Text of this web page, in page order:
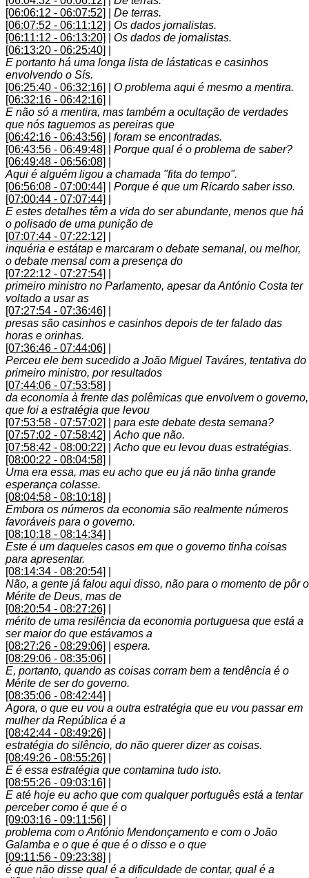
[06:06:12 - 06:07:52]
De terras.
[06:07:52 - 06:11:12]
Os dados jornalistas.
[06:11:12 - 06:13:20]
Os dados de jornalistas.
[06:13:20 - 06:25:40]
E portanto há uma longa lista de lástaticas e casinhos
envolvendo o Sís.
[06:25:40 - 06:32:16]
O problema aqui é mesmo a mentira.
[06:32:16 - 06:42:16]
E não só a mentira, mas também a ocultação de verdades
que nós taguemos as pereiras que
[06:42:16 - 06:43:56]
foram se encontradas.
[06:43:56 - 06:49:48]
Porque qual é o problema de saber?
[06:49:48 - 06:56:08]
Aqui é alguém ligou a chamada "fita do tempo".
[06:56:08 - 07:00:44]
Porque é que um Ricardo saber isso.
[07:00:44 - 07:07:44]
E estes detalhes têm a vida do ser abundante, menos que há
o polisado de uma punição de
[07:07:44 - 07:22:12]
inquéria e estátap e marcaram o debate semanal, ou melhor,
o debate mensal com a presença do
[07:22:12 - 07:27:54]
primeiro ministro no Parlamento, apesar da António Costa ter
voltado a usar as
[07:27:54 - 07:36:46]
presas são casinhos e casinhos depois de ter falado das
horas e orinhas.
[07:36:46 - 07:44:06]
Perceu ele bem sucedido a João Miguel Taváres, tentativa do
primeiro ministro, por resultados
[07:44:06 - 07:53:58]
da economia à frente das polêmicas que envolvem o governo,
que foi a estratégia que levou
[07:53:58 - 07:57:02]
para este debate desta semana?
[07:57:02 - 07:58:42]
Acho que não.
[07:58:42 - 08:00:22]
Acho que eu levou duas estratégias.
[08:00:22 - 08:04:58]
Uma era essa, mas eu acho que eu já não tinha grande
esperança colasse.
[08:04:58 - 08:10:18]
Embora os números da economia são realmente números
favoráveis para o governo.
[08:10:18 - 08:14:34]
Este é um daqueles casos em que o governo tinha coisas
para apresentar.
[08:14:34 - 08:20:54]
Não, a gente já falou aqui disso, não para o momento de pôr o
Mérite de Deus, mas de
[08:20:54 - 08:27:26]
mérito de uma resilência da economia portuguesa que está a
ser maior do que estávamos a
[08:27:26 - 08:29:06]
espera.
[08:29:06 - 08:35:06]
E, portanto, quando as coisas corram bem a tendência é o
Mérite de ser do governo.
[08:35:06 - 08:42:44]
Agora, o que eu vou a outra estratégia que eu vou passar em
mulher da República é a
[08:42:44 - 08:49:26]
estratégia do silêncio, do não querer dizer as coisas.
[08:49:26 - 08:55:26]
E é essa estratégia que contamina tudo isto.
[08:55:26 - 09:03:16]
E até hoje eu acho que com qualquer português está a tentar
perceber como é que é o
[09:03:16 - 09:11:56]
problema com o António Mendonçamento e com o João
Galamba e o que é que é o disso e o que
[09:11:56 - 09:23:38]
é que não disse qual é a dificuldade de contar, qual é a